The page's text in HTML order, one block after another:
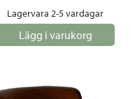
Lagervara 2-5 vardagar
Lägg i varukorg